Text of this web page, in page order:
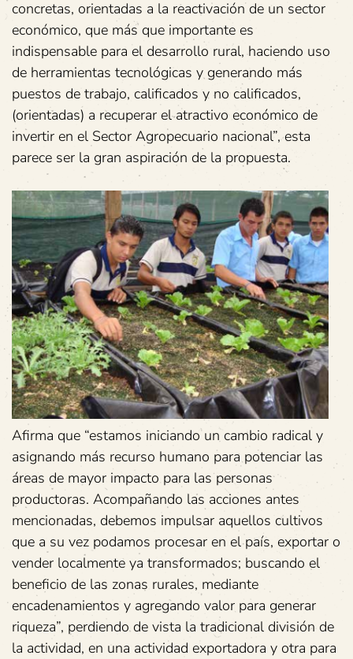
concretas, orientadas a la reactivación de un sector
económico, que más que importante es
indispensable para el desarrollo rural, haciendo uso
de herramientas tecnológicas y generando más
puestos de trabajo, calificados y no calificados,
(orientadas) a recuperar el atractivo económico de
invertir en el Sector Agropecuario nacional”, esta
parece ser la gran aspiración de la propuesta.
Afirma que “estamos iniciando un cambio radical y
asignando más recurso humano para potenciar las
áreas de mayor impacto para las personas
productoras. Acompañando las acciones antes
mencionadas, debemos impulsar aquellos cultivos
que a su vez podamos procesar en el país, exportar o
vender localmente ya transformados; buscando el
beneficio de las zonas rurales, mediante
encadenamientos y agregando valor para generar
riqueza”, perdiendo de vista la tradicional división de
la actividad, en una actividad exportadora y otra para